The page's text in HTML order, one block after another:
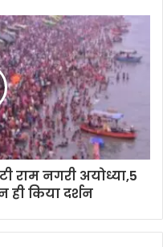
राम नगरी अयोध्या,5
ही किया दर्शन